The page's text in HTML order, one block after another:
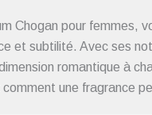
Chogan pour femmes,
et subtilité. Avec ses
romantique à
une fragrance